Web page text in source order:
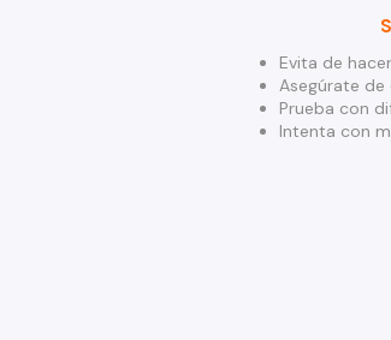
Evita de
Asegúrate
Prueba con
Intenta con